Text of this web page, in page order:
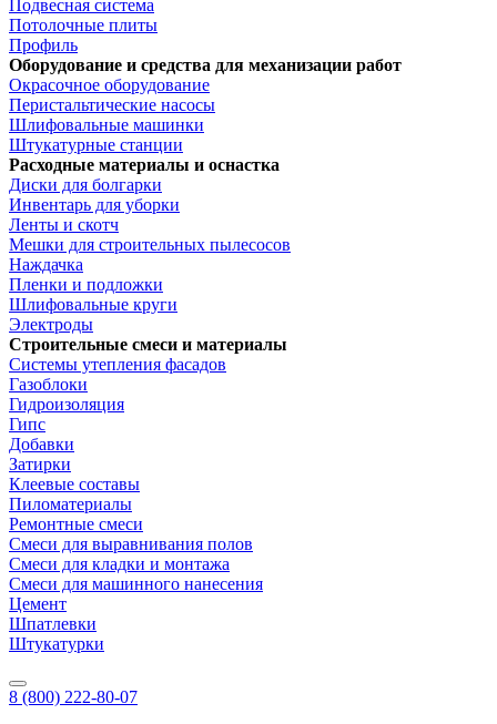
Подвесная система
Потолочные плиты
Профиль
Оборудование и средства для механизации работ
Окрасочное оборудование
Перистальтические насосы
Шлифовальные машинки
Штукатурные станции
Расходные материалы и оснастка
Диски для болгарки
Инвентарь для уборки
Ленты и скотч
Мешки для строительных пылесосов
Наждачка
Пленки и подложки
Шлифовальные круги
Электроды
Строительные смеси и материалы
Системы утепления фасадов
Газоблоки
Гидроизоляция
Гипс
Добавки
Затирки
Клеевые составы
Пиломатериалы
Ремонтные смеси
Смеси для выравнивания полов
Смеси для кладки и монтажа
Смеси для машинного нанесения
Цемент
Шпатлевки
Штукатурки
8 (800) 222-80-07